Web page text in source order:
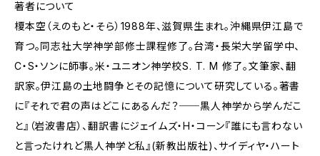
著者について
榎本空（えのもと・そら）1988年、滋賀県生まれ。沖縄県伊江島で
育つ。同志社大学神学部修士課程修了。台湾・長栄大学留学中、
C・S・ソンに師事。米・ユニオン神学校S. T. M 修了。文筆家、翻
訳家。伊江島の土地闘争とその記憶について研究している。著書
に『それで君の声はどこにあるんだ？──黒人神学から学んだこ
と』（岩波書店）、翻訳書にジェイムズ・H・コーン『誰にも言わない
と言ったけれど――黒人神学と私』(新教出版社)、サイディヤ・ハート